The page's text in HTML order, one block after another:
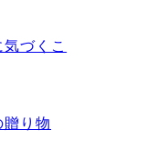
づくこ
り物